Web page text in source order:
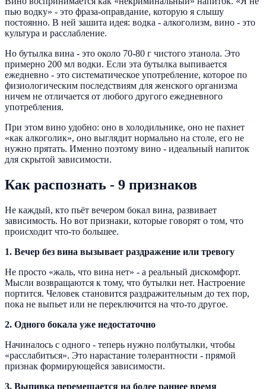
пью водку» - это фраза-оправдание, которую я слышу
постоянно. В ней зашита идея: водка - алкоголизм, вино - это
культура и расслабление.
Но бутылка вина - это около 70-80 г чистого этанола. Это
примерно 200 мл водки. Если эта бутылка выпивается
ежедневно - это систематическое употребление, которое по
физиологическим последствиям для женского организма
ничем не отличается от любого другого ежедневного
употребления.
При этом вино удобно: оно в холодильнике, оно не пахнет
«как алкоголик», оно выглядит нормально на столе, его не
нужно прятать. Именно поэтому вино - идеальный напиток
для скрытой зависимости.
Как распознать - 9 признаков
Не каждый, кто пьёт вечером бокал вина, развивает
зависимость. Но вот признаки, которые говорят о том, что
происходит что-то большее.
1. Вечер без вина вызывает раздражение или тревогу
Не просто «жаль, что вина нет» - а реальный дискомфорт.
Мысли возвращаются к тому, что бутылки нет. Настроение
портится. Человек становится раздражительным до тех пор,
пока не выпьет или не переключится на что-то другое.
2. Одного бокала уже недостаточно
Начиналось с одного - теперь нужно полбутылки, чтобы
«расслабиться». Это нарастание толерантности - прямой
признак формирующейся зависимости.
3. Выпивка перемещается на более раннее время